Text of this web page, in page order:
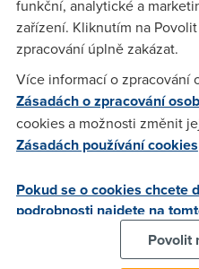
díru do světa a probudila se i
svých verzí stále
Anonym(23.12.2009 16:09:13)
Jak nekdo muze rict ze
ani poradne nedostali jeste na
funkční, analytické a
zařízení. Kliknutím na
zpracování úplně zakázat.
Více informací o zpracování
Zásadách o zpracování
cookies a možnosti změnit
Zásadách používání cookies
Pokud se o cookies chcete
podrobnosti najdete na
Povolit